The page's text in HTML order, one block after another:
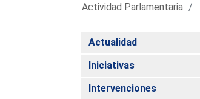
Actividad Parlamentaria
Actualidad
Iniciativas
Intervenciones